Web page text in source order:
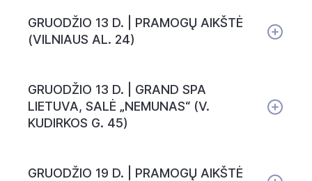
GRUODŽIO 13 D. | PRAMOGŲ AIKŠTĖ
(VILNIAUS AL. 24)
GRUODŽIO 13 D. | GRAND SPA
LIETUVA, SALĖ „NEMUNAS“ (V.
KUDIRKOS G. 45)
GRUODŽIO 19 D. | PRAMOGŲ AIKŠTĖ